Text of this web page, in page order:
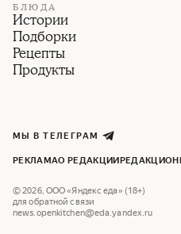
БЛЮДА
Истории
Подборки
Рецепты
Продукты
МЫ В ТЕЛЕГРАМ
РЕКЛАМАО РЕДАКЦИИ
©2026, ООО «Яндекс еда» (18+)
для обратной связи
news.openkitchen@eda.yandex.ru